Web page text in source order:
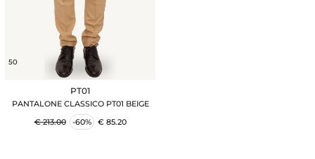
50
PT01
PANTALONE CLASSICO PT01 BEIGE
€ 213.00
-60% € 85.20